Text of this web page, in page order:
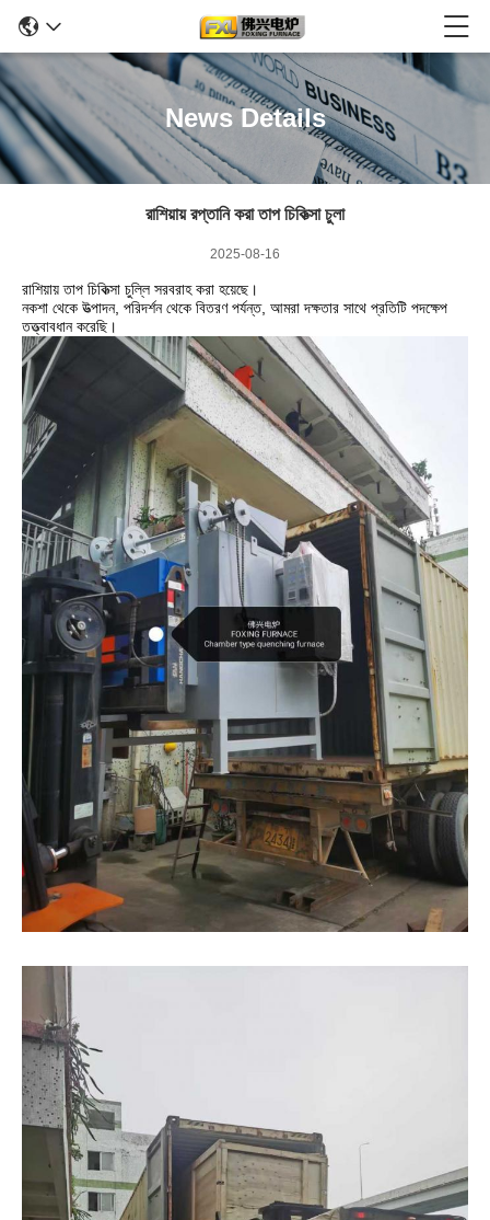
News Details
রাশিয়ায় রপ্তানি করা তাপ চিকিত্সা চুলা
2025-08-16
রাশিয়ায় তাপ চিকিত্সা চুল্লি সরবরাহ করা হয়েছে।
নকশা থেকে উত্পাদন, পরিদর্শন থেকে বিতরণ পর্যন্ত, আমরা দক্ষতার সাথে প্রতিটি পদক্ষেপ
তত্ত্বাবধান করেছি।